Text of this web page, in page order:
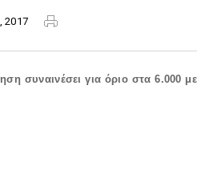
2017
συναινέσει για όριο στα 6.000 με